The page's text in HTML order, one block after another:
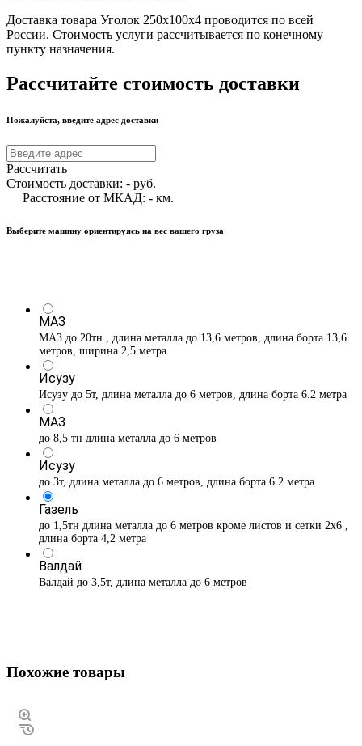
Доставка товара Уголок 250х100х4 проводится по всей
России. Стоимость услуги рассчитывается по конечному
пункту назначения.
Рассчитайте стоимость доставки
Пожалуйста, введите адрес доставки
Рассчитать
Стоимость доставки: - руб.
Расстояние от МКАД: - км.
Выберите машину ориентируясь на вес вашего груза
МАЗ
МАЗ до 20тн , длина металла до 13,6 метров, длина борта 13,6
метров, ширина 2,5 метра
Исузу
Исузу до 5т, длина металла до 6 метров, длина борта 6.2 метра
МАЗ
до 8,5 тн длина металла до 6 метров
Исузу
до 3т, длина металла до 6 метров, длина борта 6.2 метра
Газель
до 1,5тн длина металла до 6 метров кроме листов и сетки 2х6 ,
длина борта 4,2 метра
Валдай
Валдай до 3,5т, длина металла до 6 метров
Похожие товары